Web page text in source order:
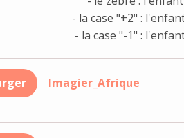
- la case "+2" :
- la case "-1" :
Imagier_Afrique